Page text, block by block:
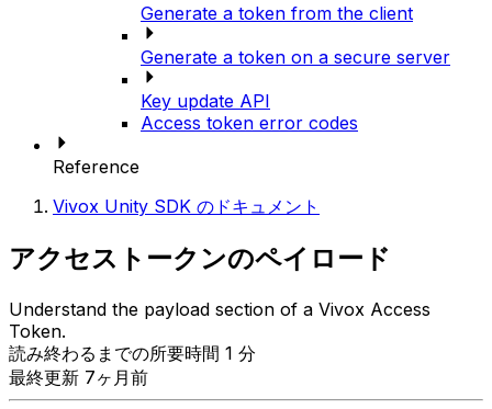
Generate a token from the client
Generate a token on a secure server
Key update API
Access token error codes
Reference
Vivox Unity SDK のドキュメント
アクセストークンのペイロード
Understand the payload section of a Vivox Access
Token.
読み終わるまでの所要時間 1 分
最終更新 7ヶ月前